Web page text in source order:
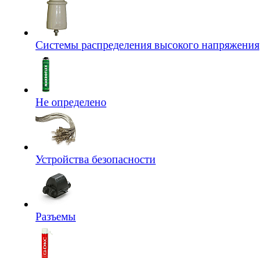
Системы распределения высокого напряжения
Не определено
Устройства безопасности
Разъемы